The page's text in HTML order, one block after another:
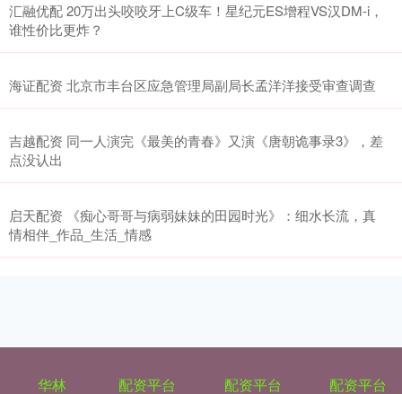
汇融优配 20万出头咬咬牙上C级车！星纪元ES增程VS汉DM-i，
谁性价比更炸？
海证配资 北京市丰台区应急管理局副局长孟洋洋接受审查调查
吉越配资 同一人演完《最美的青春》又演《唐朝诡事录3》，差
点没认出
启天配资 《痴心哥哥与病弱妹妹的田园时光》：细水长流，真
情相伴_作品_生活_情感
华林 配资平台 配资平台 配资平台